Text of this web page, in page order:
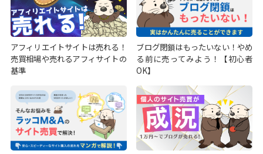
アフィリエイトサイトは売れる！
売買相場や売れるアフィサイトの
基準
ブログ閉鎖はもったいない！やめ
る前に売ってみよう！【初心者
OK】